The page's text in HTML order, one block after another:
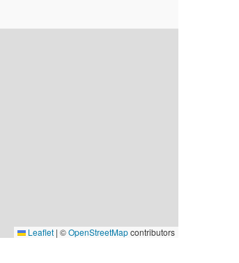
Leaflet | ©OpenStreetMapcontributors